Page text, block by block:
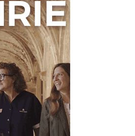
59 años que presentan un mayor
derivadas de la gripe. En
a las personas fumadoras.
en centros sanitarios y
en granjas, explotaciones
o de visones o que están en
silvestre.